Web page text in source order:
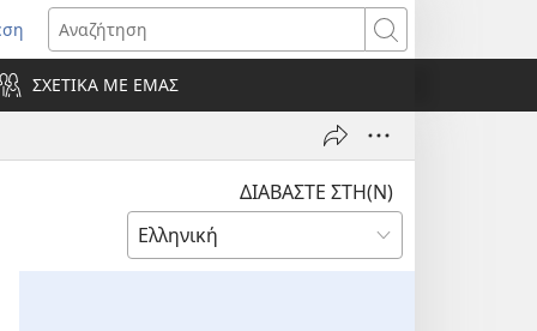
Αναζήτηση
ΣΧΕΤΙΚΑ ΜΕ ΕΜΑΣ
ΔΙΑΒΑΣΤΕ ΣΤΗ(Ν)